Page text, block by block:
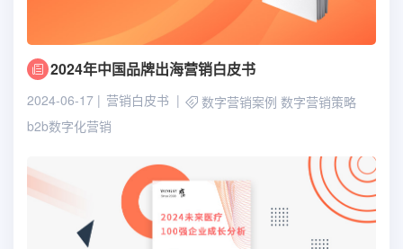
2024年中国品牌出海营销白皮书
2024-06-17 营销白皮书 数字营销案例 数字营销策略
b2b数字化营销